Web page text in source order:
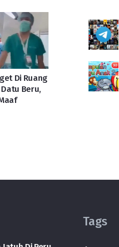
Di Ruang
Datu Beru,
Tags